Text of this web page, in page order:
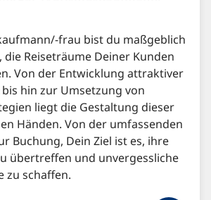
frau bist du maßgeblich
Reiseträume Deiner Kunden
Von der Entwicklung attraktiver
hin zur Umsetzung von
liegt die Gestaltung dieser
Händen. Von der umfassenden
Buchung, Dein Ziel ist es, ihre
übertreffen und unvergessliche
zu schaffen.